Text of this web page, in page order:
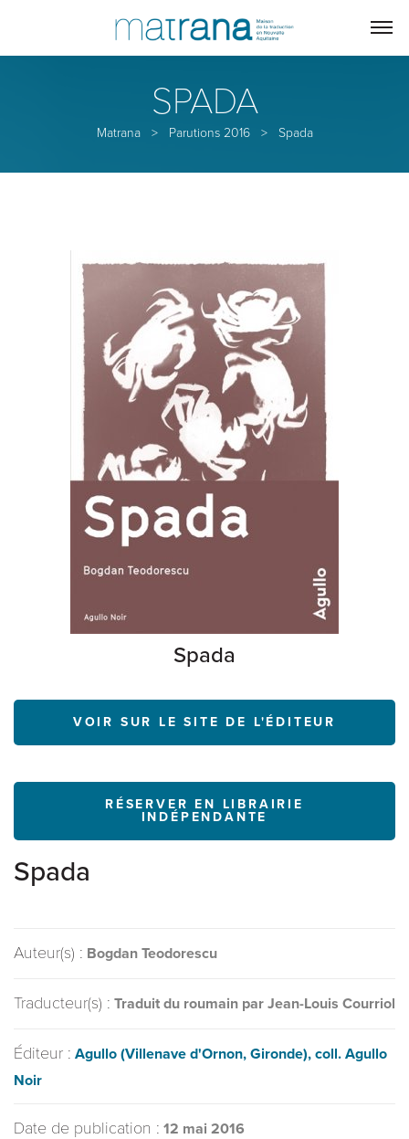
SPADA
Matrana> Parutions 2016 > Spada
Spada
VOIR SUR LE SITE DE L'ÉDITEUR
RÉSERVER EN LIBRAIRIE
INDÉPENDANTE
Spada
Auteur(s) : Bogdan Teodorescu
Traducteur(s) : Traduit du roumain par Jean-Louis Courriol
Éditeur : Agullo (Villenave d'Ornon, Gironde), coll. Agullo
Noir
Date de publication : 12 mai 2016